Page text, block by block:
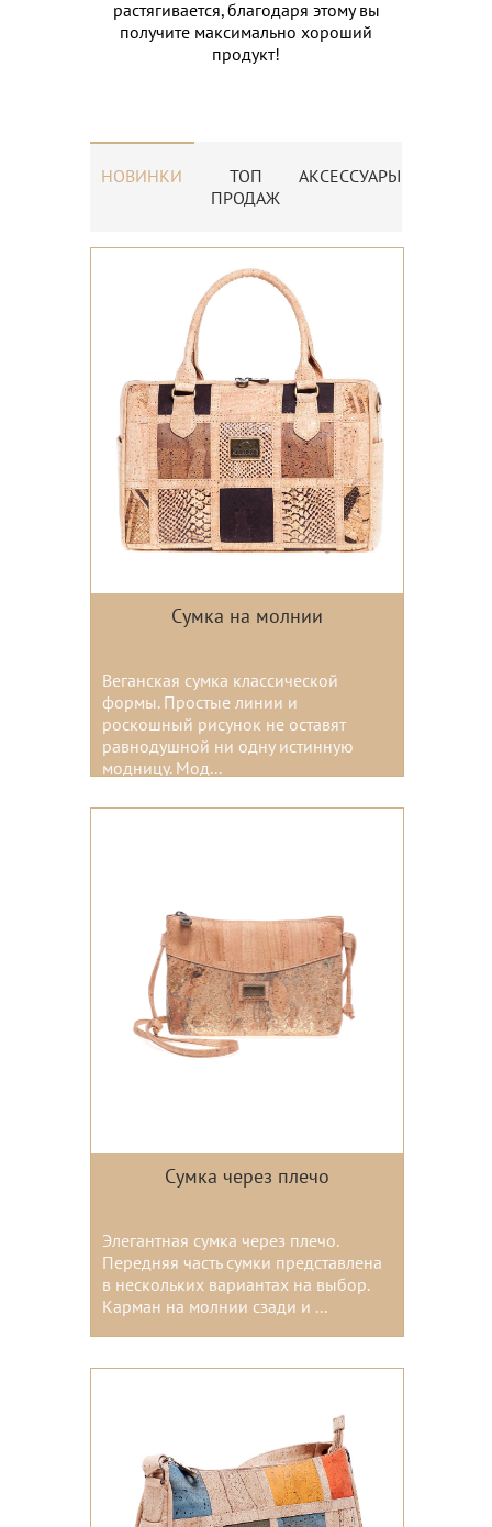
растягивается, благодаря этому вы
получите максимально хороший
продукт!
НОВИНКИ
ТОП
ПРОДАЖ
АКСЕССУАРЫ
Сумка на молнии
Веганская сумка классической
формы. Простые линии и
роскошный рисунок не оставят
равнодушной ни одну истинную
модницу. Мод...
Цвета:
Сумка через плечо
Элегантная сумка через плечо.
Передняя часть сумки представлена
в нескольких вариантах на выбор.
Карман на молнии сзади и ...
Цвета: